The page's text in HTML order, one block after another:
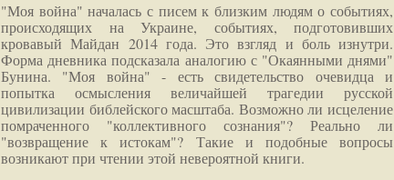
"Моя война" началась с писем к близким людям о событиях,
происходящих на Украине, событиях, подготовивших
кровавый Майдан 2014 года. Это взгляд и боль изнутри.
Форма дневника подсказала аналогию с "Окаянными днями"
Бунина. "Моя война" - есть свидетельство очевидца и
попытка осмысления величайшей трагедии русской
цивилизации библейского масштаба. Возможно ли исцеление
помраченного "коллективного сознания"? Реально ли
"возвращение к истокам"? Такие и подобные вопросы
возникают при чтении этой невероятной книги.